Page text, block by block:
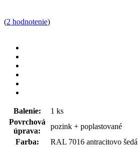
(2 hodnotenie)
Balenie:
1 ks
Povrchová
úprava:
pozink + poplastované
Farba:
RAL 7016 antracitovo šedá